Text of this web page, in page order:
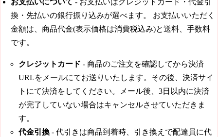
換・先払いの銀行振り込みが選べます。 お支払いいただく
金額は、商品代金(表示価格は消費税込み)と送料、手数料
です。
クレジットカード - 商品のご注文を確認してから決済
URLをメールにてお送りいたします。その後、決済サイ
トにて決済をしてください。メール後、3日以内に決済
が完了していない場合はキャンセルさせていただきま
す。
代金引換 - 代引きは商品到着時、引き換えで配達員に代